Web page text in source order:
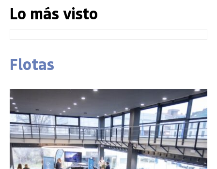
Lo más visto
Flotas